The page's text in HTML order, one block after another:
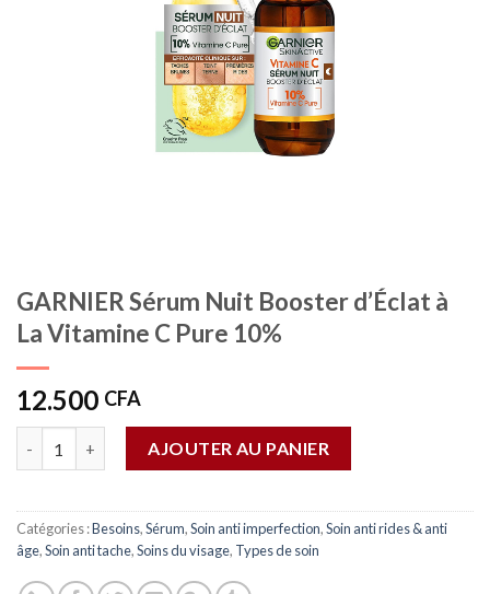
GARNIER Sérum Nuit Booster d’Éclat à
La Vitamine C Pure 10%
12.500 CFA
AJOUTER AU PANIER
Catégories :Besoins,Sérum,Soin anti imperfection,Soin anti rides & anti
âge,Soin anti tache,Soins du visage, Types de soin